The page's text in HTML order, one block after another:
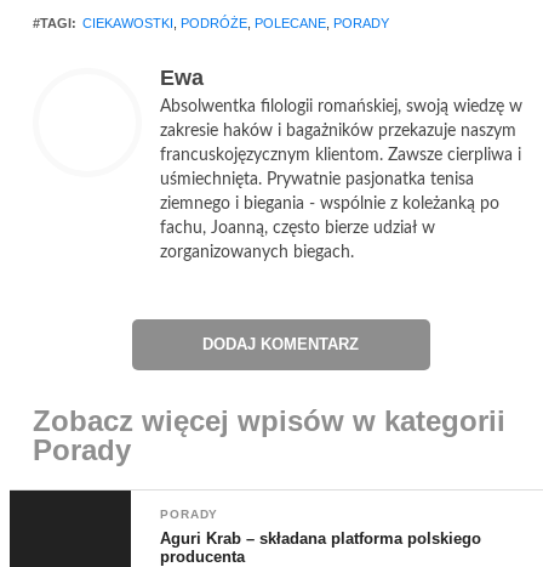
#TAGI: CIEKAWOSTKI PODRÓŻE, POLECANE, PORADY
Ewa
Absolwentka filologii romańskiej, swoją wiedzę w
zakresie haków i bagażników przekazuje naszym
francuskojęzycznym klientom. Zawsze cierpliwa i
uśmiechnięta. Prywatnie pasjonatka tenisa
ziemnego i biegania - wspólnie z koleżanką po
fachu, Joanną, często bierze udział w
zorganizowanych biegach.
DODAJ KOMENTARZ
Zobacz więcej wpisów w kategorii
Porady
PORADY
Aguri Krab – składana platforma polskiego
producenta